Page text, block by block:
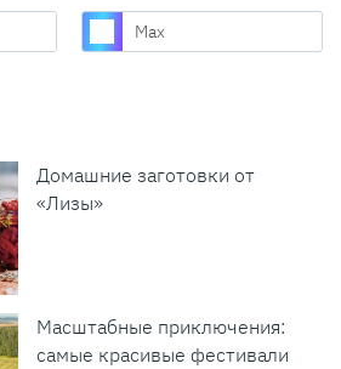
Max
Домашние заготовки от
«Лизы»
Масштабные приключения:
самые красивые фестивали